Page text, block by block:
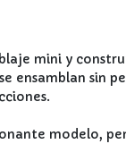
mini y
ensamblan sin
modelo,